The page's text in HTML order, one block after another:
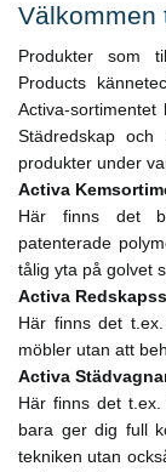
Välkommen
Produkter som
Products
Activa-
Städredskap
produkter under
Activa
Här finns det
patenterade
tålig yta på golvet
Activa
Här finns det
möbler utan att
Activa
Här finns det
bara ger dig full
tekniken utan